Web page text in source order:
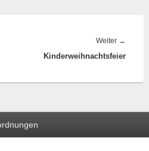
Weiter →
Beitrag:
Kinderweihnachtsfeier